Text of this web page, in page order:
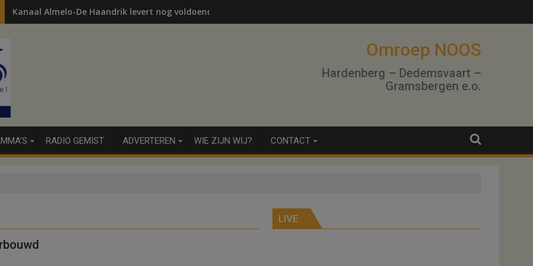
Kanaal Almelo-De Haandrik levert nog voldoende voor waterwinning
Omroep NOOS
Hardenberg – Dedemsvaart –
Gramsbergen e.o.
RADIO GEMIST ADVERTEREN WIE ZIJN WIJ? CONTACT
LIVE